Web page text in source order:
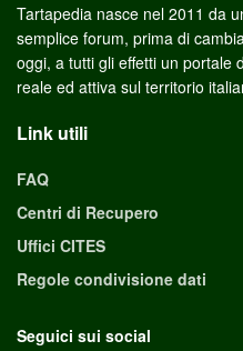
Tartapedia nasce nel 2011 da
semplice forum, prima di
oggi, a tutti gli effetti un portale
reale ed attiva sul territorio
Link utili
FAQ
Centri di Recupero
Uffici CITES
Regole condivisione dati
Seguici sui social